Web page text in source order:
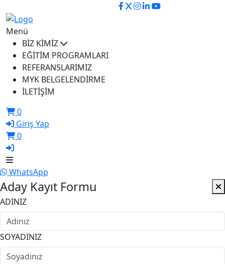
Menü
BİZ KİMİZ
EĞİTİM PROGRAMLARI
REFERANSLARIMIZ
MYK BELGELENDİRME
İLETİŞİM
0
Giriş Yap
0
WhatsApp
Aday Kayıt Formu
ADINIZ
SOYADINIZ